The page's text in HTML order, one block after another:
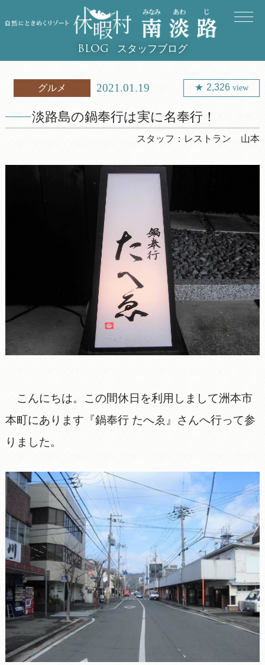
BLOG スタッフブログ
グルメ 2021.01.19 2,326view
淡路島の鍋奉行は実に名奉行！
スタッフ： レストラン 山本
こんにちは。この間休日を利用しまして洲本市
本町にあります『鍋奉行 たへゑ』さんへ行って参
りました。